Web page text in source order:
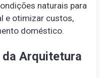
naturais para
e otimizar custos,
doméstico.
da Arquitetura